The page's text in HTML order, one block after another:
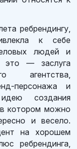
ребрендингу,
к себе
людей и
это — заслуга
агентства,
персонажа и
создания
котором можно
и весело.
на хорошем
ребрендинга,